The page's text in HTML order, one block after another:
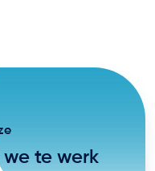
te werk